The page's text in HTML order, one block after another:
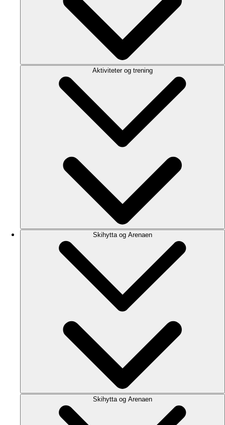
Aktiviteter og trening
Skihytta og Arenaen
Skihytta og Arenaen